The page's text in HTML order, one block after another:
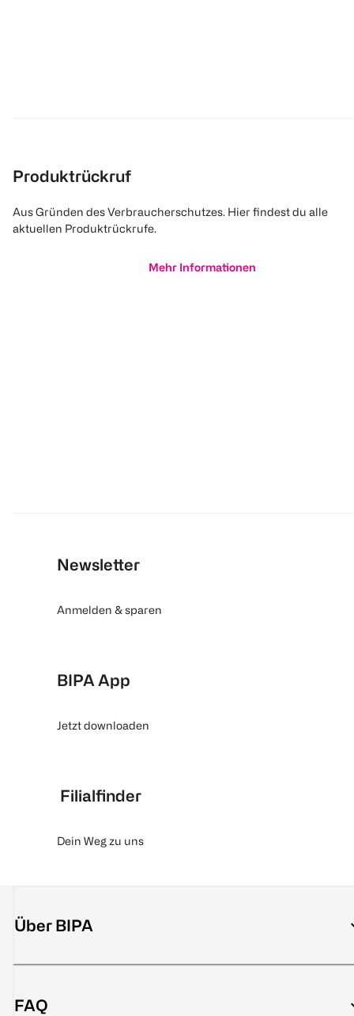
Produktrückruf
Aus Gründen des Verbraucherschutzes. Hier findest du alle
aktuellen Produktrückrufe.
Mehr Informationen
Newsletter
Anmelden & sparen
BIPA App
Jetzt downloaden
Filialfinder
Dein Weg zu uns
Über BIPA
FAQ